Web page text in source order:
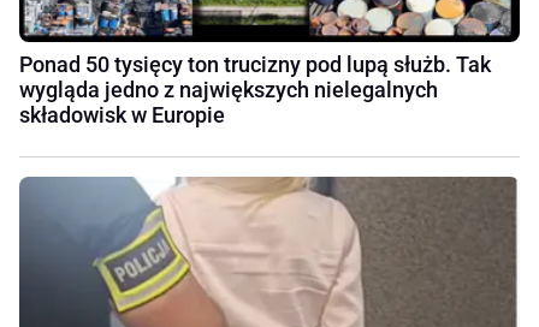
Ponad 50 tysięcy ton trucizny pod lupą służb. Tak
wygląda jedno z największych nielegalnych
składowisk w Europie